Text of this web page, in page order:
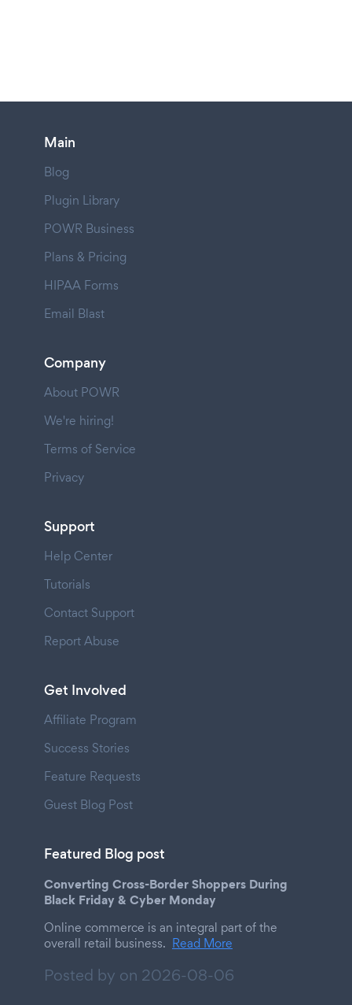
Main
Blog
Plugin Library
POWR Business
Plans & Pricing
HIPAA Forms
Email Blast
Company
About POWR
We're hiring!
Terms of Service
Privacy
Support
Help Center
Tutorials
Contact Support
Report Abuse
Get Involved
Affiliate Program
Success Stories
Feature Requests
Guest Blog Post
Featured Blog post
Converting Cross-Border Shoppers During
Black Friday & Cyber Monday
Online commerce is an integral part of the
overall retail business. Read More
Posted by on 2026-08-06